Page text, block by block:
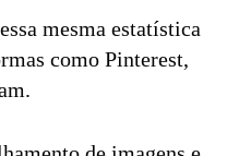
mesma estatística
como Pinterest,